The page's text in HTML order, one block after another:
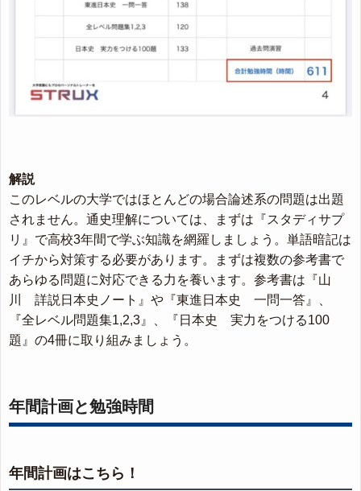
解説
このレベルの大学ではほとんどの場合論述系の問題は出題
されません。通史理解については、まずは『スタディサプ
リ』で高校3年間で学ぶ知識を網羅しましょう。単語暗記は
イチから対策する必要があります。まずは複数の参考書で
あらゆる問題に対応できる力を養います。参考書は『山
川 詳説日本史ノート』や『東進日本史 一問一答』、
『全レベル問題集1,2,3』、『日本史 実力をつける100
題』の4冊に取り組みましょう。
年間計画と勉強時間
年間計画はこちら！